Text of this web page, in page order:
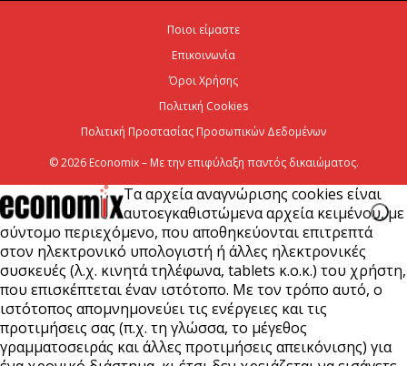
για τη στρατηγική είσοδό του...
Ποιοι είμαστε
Επικοινωνία
Όροι Χρήσης
Πολιτική Cookies
Πολιτική Προστασίας Προσωπικών Δεδομένων
© 2026 Economix – Με την επιφύλαξη παντός δικαιώματος.
Τα αρχεία αναγνώρισης cookies είναι
αυτοεγκαθιστώμενα αρχεία κειμένου, με
σύντομο περιεχόμενο, που αποθηκεύονται επιτρεπτά
στον ηλεκτρονικό υπολογιστή ή άλλες ηλεκτρονικές
συσκευές (λ.χ. κινητά τηλέφωνα, tablets κ.ο.κ.) του χρήστη,
που επισκέπτεται έναν ιστότοπο. Με τον τρόπο αυτό, ο
ιστότοπος απομνημονεύει τις ενέργειες και τις
προτιμήσεις σας (π.χ. τη γλώσσα, το μέγεθος
γραμματοσειράς και άλλες προτιμήσεις απεικόνισης) για